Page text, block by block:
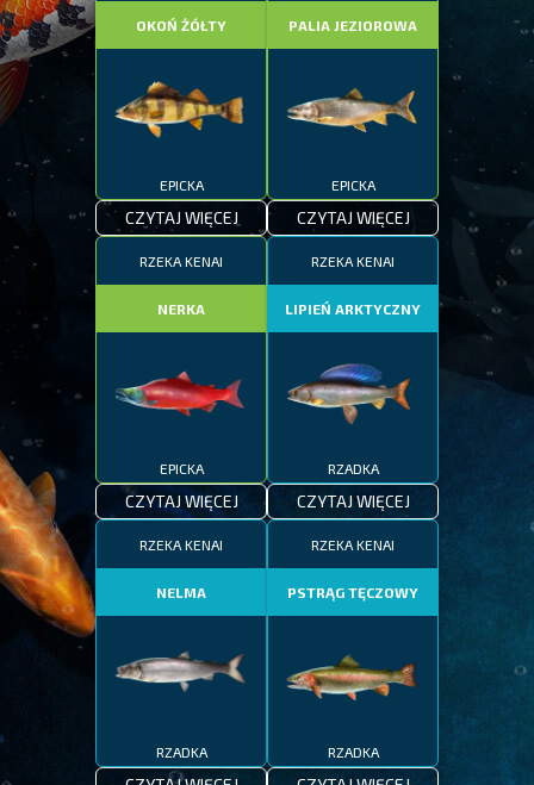
OKOŃ ŻÓŁTY
EPICKA
CZYTAJ WIĘCEJ
PALIA JEZIOROWA
EPICKA
CZYTAJ WIĘCEJ
RZEKA KENAI
NERKA
EPICKA
CZYTAJ WIĘCEJ
RZEKA KENAI
LIPIEŃ ARKTYCZNY
RZADKA
CZYTAJ WIĘCEJ
RZEKA KENAI
NELMA
RZADKA
RZEKA KENAI
PSTRĄG TĘCZOWY
RZADKA